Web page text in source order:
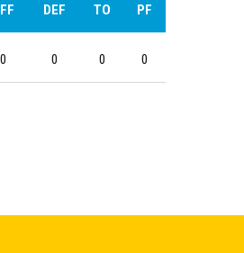
DEF TO PF
0 0 0 0